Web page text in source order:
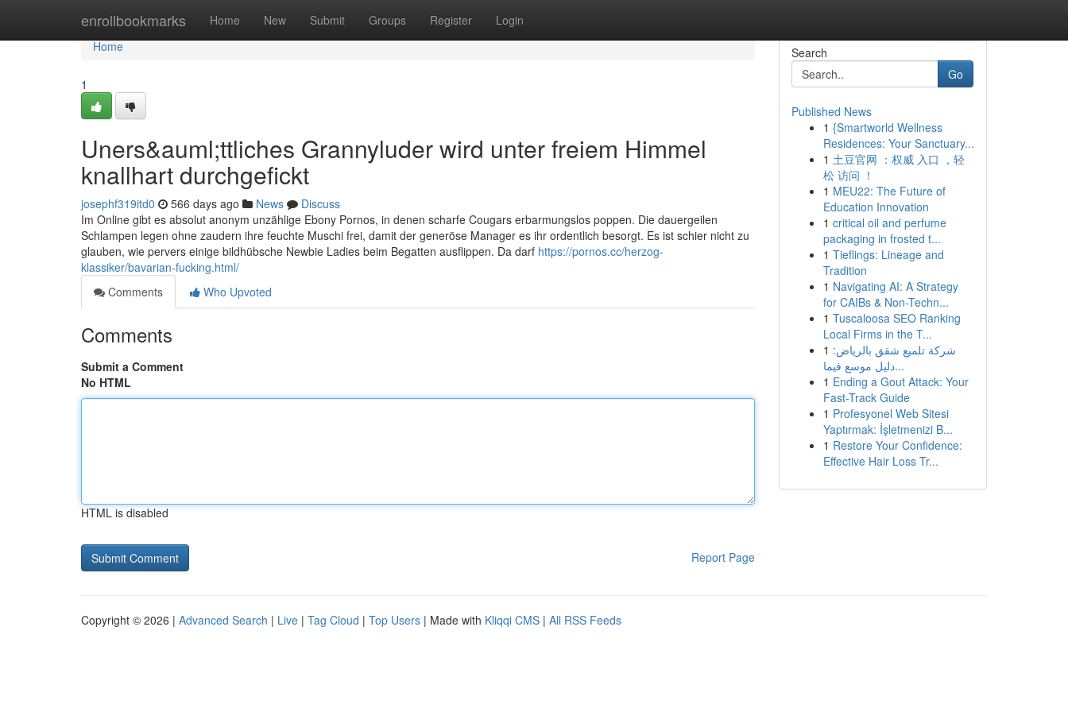
enrollbookmarks Home New Submit Groups Register Login
Home
Home
1
Uners&auml;ttliches Grannyluder wird unter freiem Himmel
knallhart durchgefickt
josephf319itd0 566 days ago News
Discuss
Im Online gibt es absolut anonym unzählige Ebony Pornos, in denen scharfe Cougars erbarmungslos poppen. Die dauergeilen
Schlampen legen ohne zaudern ihre feuchte Muschi frei, damit der generöse Manager es ihr ordentlich besorgt. Es ist schier nicht zu
glauben, wie pervers einige bildhübsche Newbie Ladies beim Begatten ausflippen. Da darf https://pornos.cc/herzog-
klassiker/bavarian-fucking.html/
Comments
Who Upvoted
Comments
Submit a Comment
No HTML
HTML is disabled
Report Page
Search
Go
Published News
1 {Smartworld Wellness
Residences: Your Sanctuary...
1 土豆官网 ：权威 入口 ，轻
松 访问 ！
1 MEU22: The Future of
Education Innovation
1 critical oil and perfume
packaging in frosted t...
1 Tieflings: Lineage and
Tradition
1 Navigating AI: A Strategy
for CAIBs & Non-Techn...
1 Tuscaloosa SEO Ranking
Local Firms in the T...
1 شركة تلميع شقق بالرياض:
دليل موسع فيما...
1 Ending a Gout Attack: Your
Fast-Track Guide
1 Profesyonel Web Sitesi
Yaptırmak: İşletmenizi B...
1 Restore Your Confidence:
Effective Hair Loss Tr...
Copyright © 2026 | Advanced Search | Live | Tag Cloud | Top Users | Made with Kliqqi CMS | All RSS Feeds